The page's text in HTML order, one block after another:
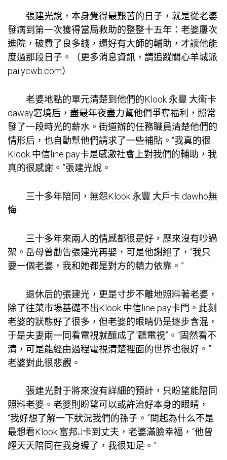
張建光說，本身覺得最艱苦的日子，就是從老婆
發病到第一次獲得當局救助的整整十五年：老婆屢次
進院，破費了良多錢，還好有大師的輔助，才讓他能
度過那段日子。（更多消息資訊，請追蹤關心羊城派
pai.ycwb.com）
老婆地點的單元清楚到他們的Klook 永豐 大衛卡
daway窘境后，盡最年夜盡力幫他們爭奪福利，照常
發了一段時光的薪水。街道辦的任務職員清楚他們的
情形后，也自動幫他們請求了一些補貼。“我真的很
Klook 中信line pay卡是感激社會上對我們的輔助，我
真的很感謝。”張建光說。
三十多年陪同，無怨Klook 永豐 大戶卡 dawho無
悔
三十多年來兩人的情感都很是好，歷來沒有吵過
架。岳母曾勸告張建光再娶，可是他謝絕了，“我只
要一個老婆，我和她都是對方的精力依靠。”
退休后的張建光，更是寸步不離地照料著老婆，
除了往菜市場基礎不出Klook 中信line pay卡門。此刻
老婆的狀態好了很多，但老婆的眼睛仍是逐步含混，
于是夫妻兩一同看電視就釀成了“聽電視”。“固然看不
清，可是能經由過程電視清楚裡面的世界也很好。”
老婆對此很悲觀。
張建光對于將來沒有詳細的預計，只盼望能陪同
照料老婆。老婆則盼望可以或許治好本身的眼睛，
“我好想了解一下狀況我們的孫子。”問起為什么不是
最想看Klook 富邦J卡到丈夫，老婆滿臉幸福，“他曾
經天天陪同在我身邊了，我很知足。”